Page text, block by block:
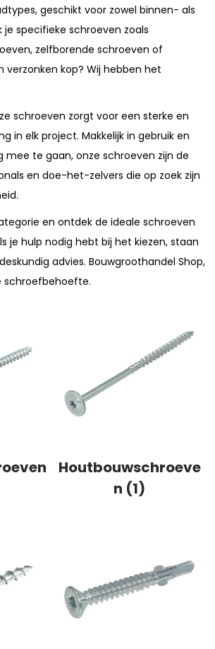
geschikt voor zowel binnen- als
je specifieke schroeven zoals
zelfborende schroeven of
kop? Wij hebben het
schroeven zorgt voor een sterke en
in elk project. Makkelijk in gebruik en
mee te gaan, onze schroeven zijn de
en doe-het-zelvers die op zoek zijn
en ontdek de ideale schroeven
je hulp nodig hebt bij het kiezen, staan
advies. Bouwgroothandel Shop,
schroefbehoefte.
Houtbouwschroeve
n (1)